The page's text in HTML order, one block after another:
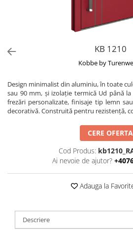
KB 1210
Kobbe by
Design minimalist din aluminiu, în toate
sau 90 mm, și izolație termică Ud până la
frezări personalizate, finisaje tip lemn
decorativă. Construită pentru rezistență,
CERE OFERTA
Cod Produs:
Ai nevoie de ajutor?
Adauga la
Descriere